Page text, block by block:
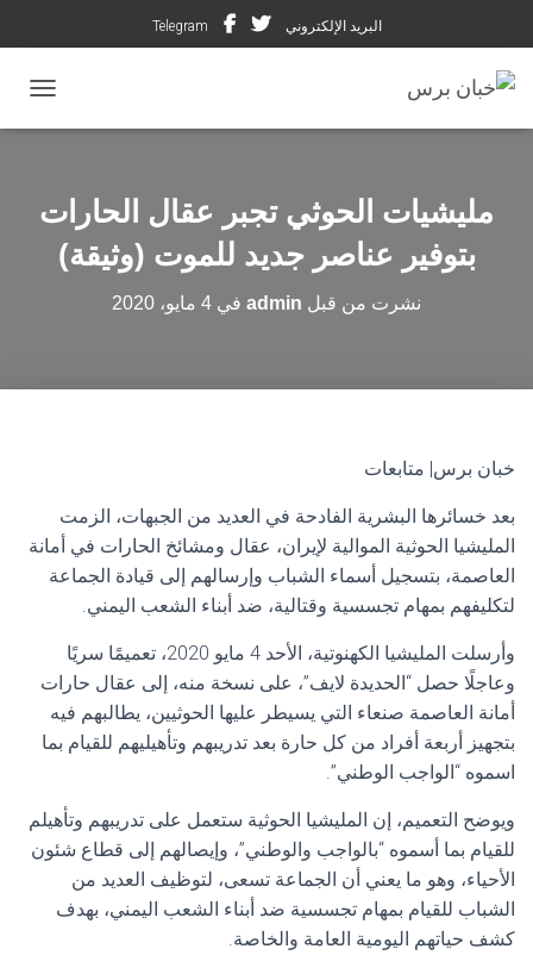
البريد الإلكتروني Telegram
مليشيات الحوثي تجبر عقال الحارات
بتوفير عناصر جديد للموت (وثيقة)
نشرت من قبل admin في 4 مايو، 2020
خبان برس| متابعات
بعد خسائرها البشرية الفادحة في العديد من الجبهات، الزمت
المليشيا الحوثية الموالية لإيران، عقال ومشائخ الحارات في أمانة
العاصمة، بتسجيل أسماء الشباب وإرسالهم إلى قيادة الجماعة
لتكليفهم بمهام تجسسية وقتالية، ضد أبناء الشعب اليمني.
وأرسلت المليشيا الكهنوتية، الأحد 4 مايو 2020، تعميمًا سريًا
وعاجلًا حصل “الحديدة لايف”، على نسخة منه، إلى عقال حارات
أمانة العاصمة صنعاء التي يسيطر عليها الحوثيين، يطالبهم فيه
بتجهيز أربعة أفراد من كل حارة بعد تدريبهم وتأهيليهم للقيام بما
اسموه “الواجب الوطني”.
ويوضح التعميم، إن المليشيا الحوثية ستعمل على تدريبهم وتأهيلم
للقيام بما أسموه “بالواجب والوطني”، وإيصالهم إلى قطاع شئون
الأحياء، وهو ما يعني أن الجماعة تسعى، لتوظيف العديد من
الشباب للقيام بمهام تجسسية ضد أبناء الشعب اليمني، بهدف
كشف حياتهم اليومية العامة والخاصة.